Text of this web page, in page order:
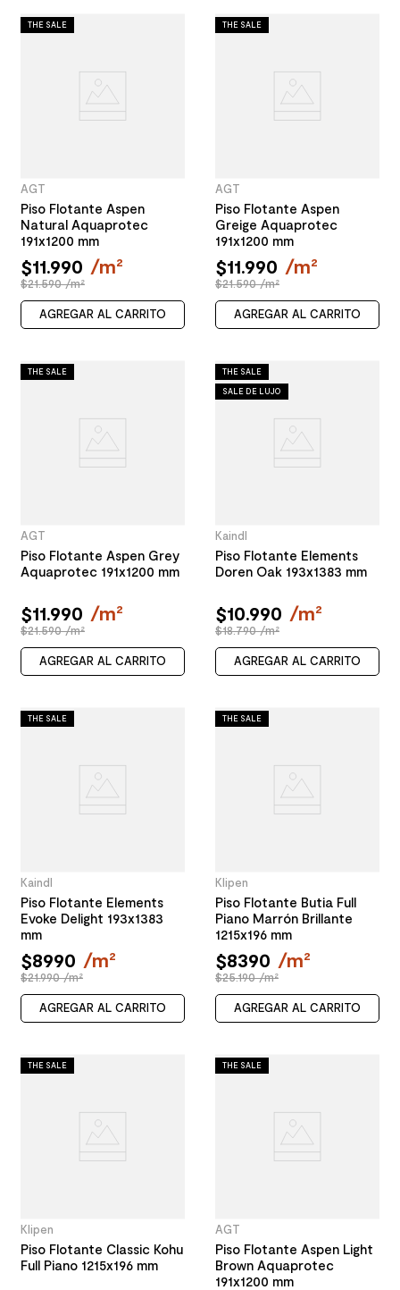
THE SALE
AGT
Piso Flotante Aspen
Natural Aquaprotec
191x1200 mm
$11.990 /m²
$21.590 /m²
AGREGAR AL CARRITO
THE SALE
AGT
Piso Flotante Aspen
Greige Aquaprotec
191x1200 mm
$11.990 /m²
$21.590 /m²
AGREGAR AL CARRITO
THE SALE
AGT
Piso Flotante Aspen Grey
Aquaprotec 191x1200 mm
$11.990 /m²
$21.590 /m²
AGREGAR AL CARRITO
THE SALE
SALE DE LUJO
Kaindl
Piso Flotante Elements
Doren Oak 193x1383 mm
$10.990 /m²
$18.790 /m²
AGREGAR AL CARRITO
THE SALE
Kaindl
Piso Flotante Elements
Evoke Delight 193x1383
mm
$8990 /m²
$21.990 /m²
AGREGAR AL CARRITO
THE SALE
Klipen
Piso Flotante Butia Full
Piano Marrón Brillante
1215x196 mm
$8390 /m²
$25.190 /m²
AGREGAR AL CARRITO
THE SALE
Klipen
Piso Flotante Classic Kohu
Full Piano 1215x196 mm
THE SALE
AGT
Piso Flotante Aspen Light
Brown Aquaprotec
191x1200 mm